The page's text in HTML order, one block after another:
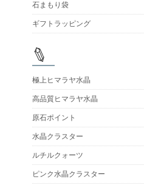
石まもり袋
ギフトラッピング
極上ヒマラヤ水晶
高品質ヒマラヤ水晶
原石ポイント
水晶クラスター
ルチルクォーツ
ピンク水晶クラスター